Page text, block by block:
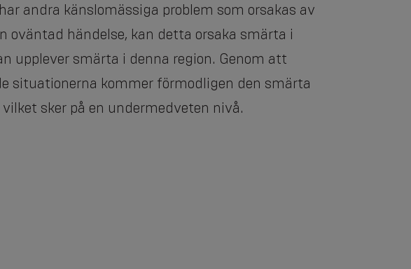
andra känslomässiga problem som orsakas av
oväntad händelse, kan detta orsaka smärta i
upplever smärta i denna region. Genom att
situationerna kommer förmodligen den smärta
sker på en undermedveten nivå.